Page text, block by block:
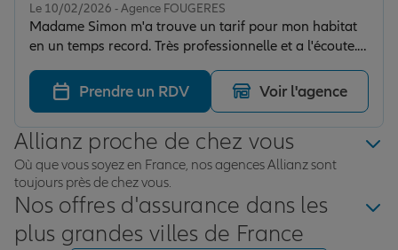
Le 10/02/2026 - Agence FOUGERES
Madame Simon m'a trouve un tarif pour mon habitat
en un temps record. Très professionnelle et a l'écoute.
Je recommande.
Prendre un RDV Voir l'agence
Allianz proche de chez vous
Où que vous soyez en France, nos agences Allianz sont
toujours près de chez vous.
Nos offres d'assurance dans les
plus grandes villes de France